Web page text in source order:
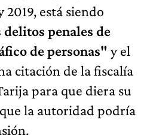
está siendo
penales de
de personas" y el
citación de la fiscalía
para que diera su
la autoridad podría